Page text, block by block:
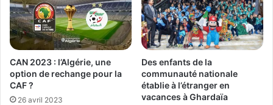
CAN 2023 : l’Algérie, une
option de rechange pour la
CAF ?
26 avril 2023
Des enfants de la
communauté nationale
établie à l’étranger en
vacances à Ghardaïa